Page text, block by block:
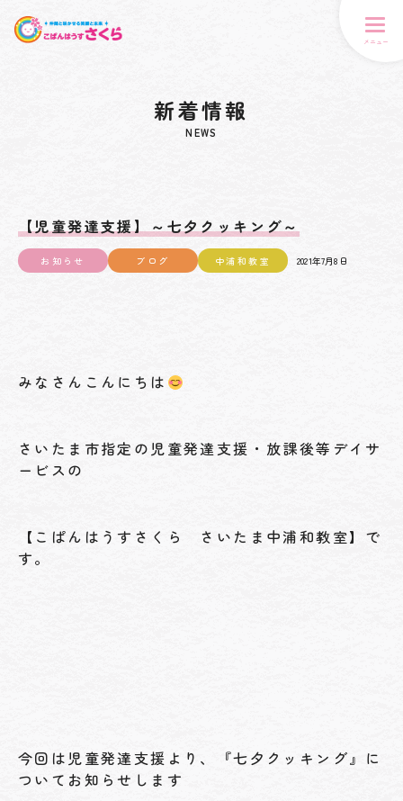
メニュー
新着情報
NEWS
【児童発達支援】～七夕クッキング～
お知らせ ブログ 中浦和教室 2021年7月8日
みなさんこんにちは
さいたま市指定の児童発達支援・放課後等デイサ
ービスの
【こぱんはうすさくら さいたま中浦和教室】で
す。
今回は児童発達支援より、『七夕クッキング』に
ついてお知らせします